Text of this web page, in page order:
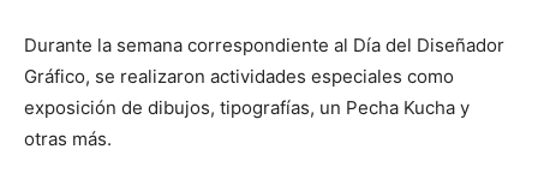
Durante la semana correspondiente al Día del Diseñador
Gráfico, se realizaron actividades especiales como
exposición de dibujos, tipografías, un Pecha Kucha y
otras más.